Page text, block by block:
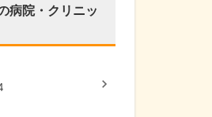
病院・クリニッ